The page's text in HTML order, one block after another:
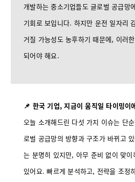
개발하는 중소기업들도 글로벌 공급망
기회로 보입니다. 하지만 운전 일자리
거질 가능성도 농후하기 때문에, 이러
되어야 해요.
📌 한국 기업, 지금이 움직일 타이밍이
오늘 소개해드린 다섯 가지 이슈는 단
로벌 공급망의 방향과 구조가 바뀌고
는 분명히 있지만, 아무 준비 없이 맞
있어요. 빠르게 분석하고, 전략을 조정